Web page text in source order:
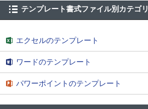
テンプレート書式ファイル別カテゴリ
エクセルのテンプレート
ワードのテンプレート
パワーポイントのテンプレート